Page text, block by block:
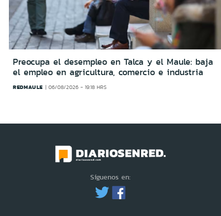
Preocupa el desempleo en Talca y el Maule: baja
el empleo en agricultura, comercio e industria
REDMAULE 06/08/2026 - 19:18 HRS
Síguenos en: